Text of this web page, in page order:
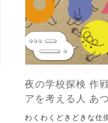
夜の学校探検 作
アを考える人 あ
わくわくどきどきな仕